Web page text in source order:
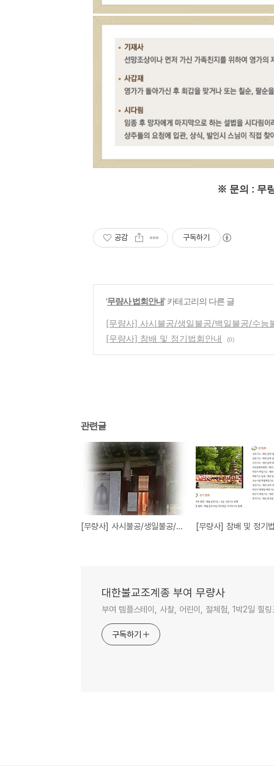
※ 문의 : 무
공감 구독하기
'무량사 법회안내' 카테고리의 다른 글
[무량사] 사시불공/생일불공/백일불공/수능
[무량사] 참배 및 정기법회안내 (0)
관련글
[무량사] 사시불공/생일불공/백일불공/수능불공 불공기도안내 [무량사] 참배 및 정기
대한불교조계종 부여 무량사
부여 템플스테이, 사찰, 어린이, 절체험, 1박2일 힐
구독하기